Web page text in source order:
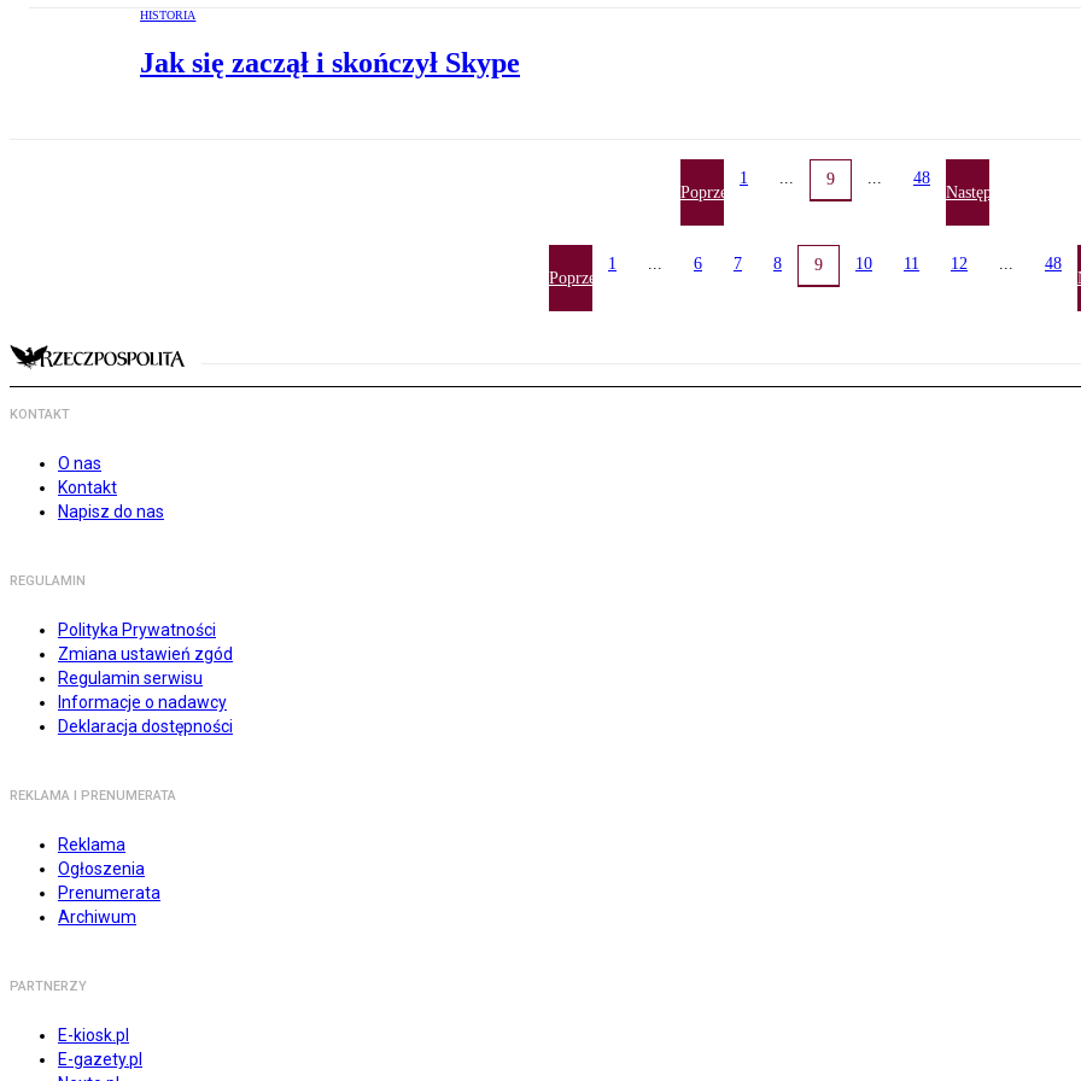
HISTORIA
Jak się zaczął i skończył Skype
Poprzednia
1 ... 9 ... 48
Następna
Poprzednia
1 ... 6 7 8 9 10 11 12 ... 48
KONTAKT
O nas
Kontakt
Napisz do nas
REGULAMIN
Polityka Prywatności
Zmiana ustawień zgód
Regulamin serwisu
Informacje o nadawcy
Deklaracja dostępności
REKLAMA I PRENUMERATA
Reklama
Ogłoszenia
Prenumerata
Archiwum
PARTNERZY
E-kiosk.pl
E-gazety.pl